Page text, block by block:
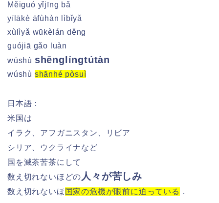
Měiguó yǐjīng bǎ
yīlākè āfùhàn lìbǐyǎ
xùlìyǎ wūkèlán děng
guójiā gǎo luàn
wúshù shēnglíngtútàn
wúshù shānhé pòsuì
日本語：
米国は
イラク、アフガニスタン、リビア
シリア、ウクライナなど
国を滅茶苦茶にして
数え切れないほどの 人々が苦しみ
数え切れないほ 国家の危機が眼前に迫っている ．